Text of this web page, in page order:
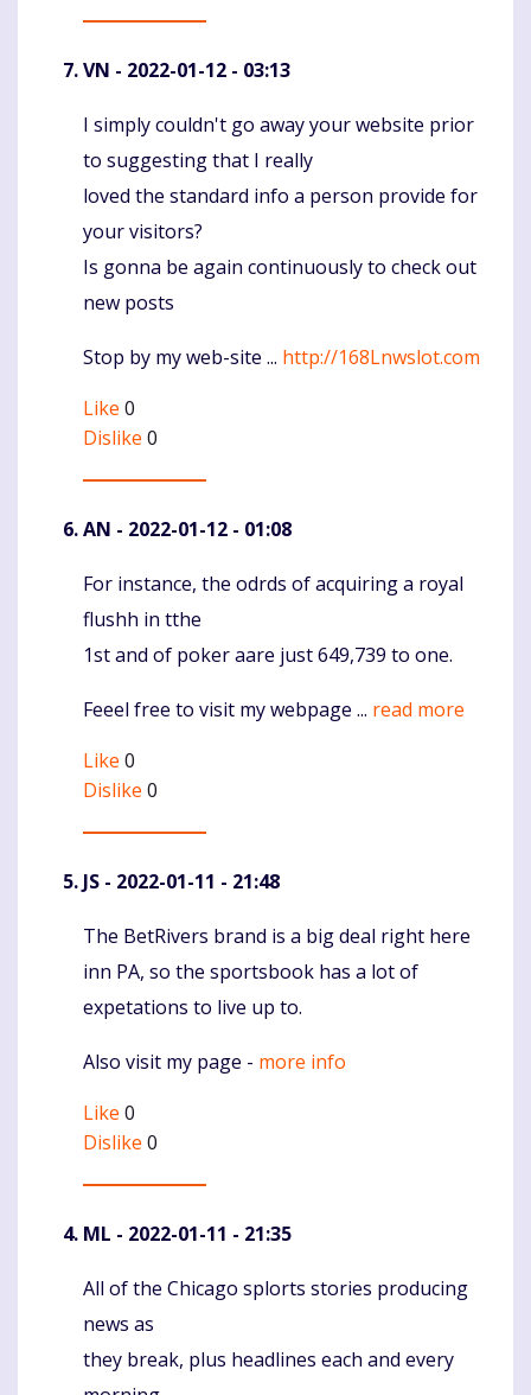
VN - 2022-01-12 - 03:13
Komentaras
I simply couldn't go away your website prior
to suggesting that I really
loved the standard info a person provide for
your visitors?
Is gonna be again continuously to check out
new posts
Stop by my web-site ... http://168Lnwslot.com
Like 0
Dislike 0
AN - 2022-01-12 - 01:08
Komentaras
For instance, the odrds of acquiring a royal
flushh in tthe
1st and of poker aare just 649,739 to one.
Feeel free to visit my webpage ... read more
Like 0
Dislike 0
JS - 2022-01-11 - 21:48
Komentaras
The BetRivers brand is a big deal right here
inn PA, so the sportsbook has a lot of
expetations to live up to.
Also visit my page - more info
Like 0
Dislike 0
ML - 2022-01-11 - 21:35
Komentaras
All of the Chicago splorts stories producing
news as
they break, plus headlines each and every